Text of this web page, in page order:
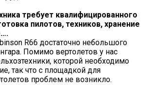
требует квалифицированного
пилотов, техников, хранение
R66 достаточно небольшого
Помимо вертолетов у нас
которой необходимо
так что с площадкой для
проблем не возникло.